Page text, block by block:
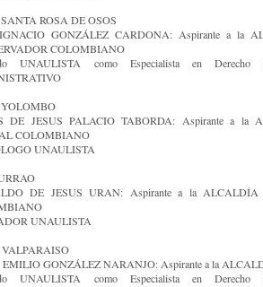
ROSA DE OSOS
GONZÁLEZ CARDONA: Aspirante a la
COLOMBIANO
UNAULISTA como Especialista en Derecho
DE JESUS PALACIO TABORDA: Aspirante a la
COLOMBIANO
UNAULISTA
DE JESUS URAN: Aspirante a la
UNAULISTA
GONZÁLEZ NARANJO: Aspirante a la
UNAULISTA como Especialista en Derecho